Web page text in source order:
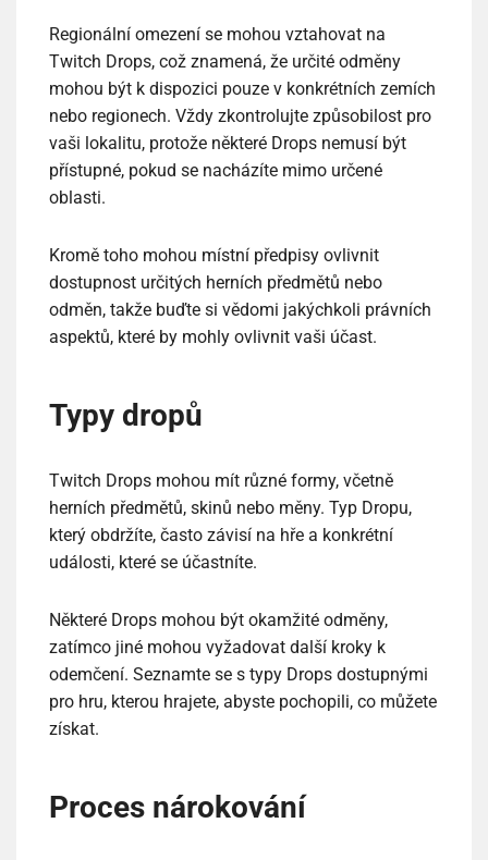
Regionální omezení se mohou vztahovat na
Twitch Drops, což znamená, že určité odměny
mohou být k dispozici pouze v konkrétních zemích
nebo regionech. Vždy zkontrolujte způsobilost pro
vaši lokalitu, protože některé Drops nemusí být
přístupné, pokud se nacházíte mimo určené
oblasti.
Kromě toho mohou místní předpisy ovlivnit
dostupnost určitých herních předmětů nebo
odměn, takže buďte si vědomi jakýchkoli právních
aspektů, které by mohly ovlivnit vaši účast.
Typy dropů
Twitch Drops mohou mít různé formy, včetně
herních předmětů, skinů nebo měny. Typ Dropu,
který obdržíte, často závisí na hře a konkrétní
události, které se účastníte.
Některé Drops mohou být okamžité odměny,
zatímco jiné mohou vyžadovat další kroky k
odemčení. Seznamte se s typy Drops dostupnými
pro hru, kterou hrajete, abyste pochopili, co můžete
získat.
Proces nárokování